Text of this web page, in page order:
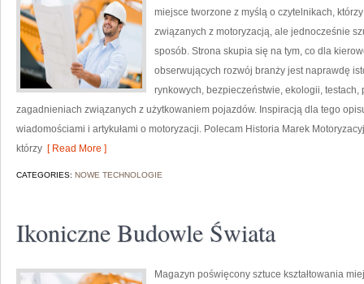
miejsce tworzone z myślą o czytelnikach,
związanych z motoryzacją, ale jednocześnie
sposób. Strona skupia się na tym, co dla
obserwujących rozwój branży jest naprawdę
rynkowych, bezpieczeństwie, ekologii,
zagadnieniach związanych z użytkowaniem pojazdów. Inspiracją dla tego
wiadomościami i artykułami o motoryzacji. Polecam Historia Marek
którzy [ Read More ]
CATEGORIES: NOWE TECHNOLOGIE
Ikoniczne Budowle Świata
Magazyn poświęcony sztuce kształtowania